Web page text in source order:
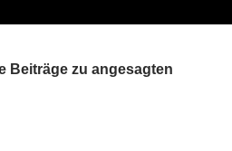
Beiträge zu angesagten